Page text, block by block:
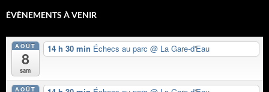
ÉVÈNEMENTS À VENIR
AOÛT
8
sam
14 h 30 min Échecs au parc @ La Gare-d'Eau
AOÛT